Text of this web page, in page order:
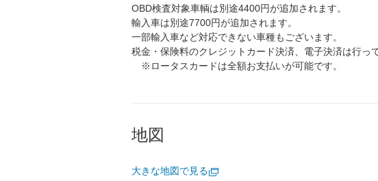
OBD検査対象車輌は別途4400円が追加されます。
輸入車は別途7700円が追加されます。
一部輸入車など対応できない車種もございます。
税金・保険料のクレジットカード決済、電子決済は行っ
※ロータスカードは全額お支払いが可能です。
地図
大きな地図で見る